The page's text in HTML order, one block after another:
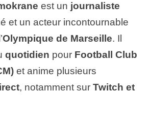
est un journaliste
et un acteur incontournable
Olympique de Marseille. Il
quotidien pour Football Club
et anime plusieurs
, notamment sur Twitch et